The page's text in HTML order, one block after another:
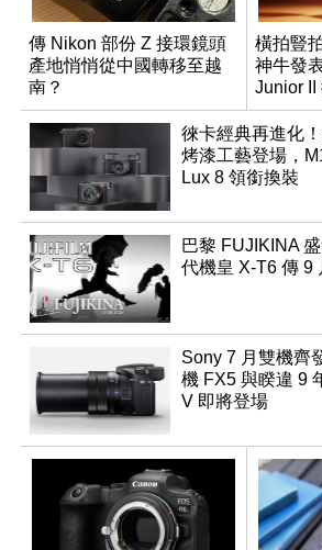
傳 Nikon 部份 Z 接環鏡頭
產地悄悄從中國轉移至越
南？
橫拍豎
神牛發
Junior II
徠卡經典再進化
烤漆工藝登場，
Lux 8 領銜換裝
巴黎 FUJIKINA
代機皇 X-T6 傳 9
Sony 7 月雙機齊
機 FX5 與睽違 9
V 即將登場